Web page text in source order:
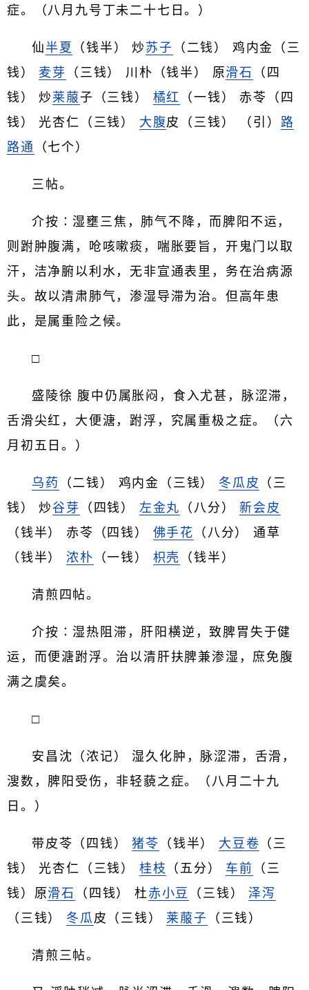
症。（八月九号丁未二十七日。）
仙 半夏 （钱半） 炒 苏子 （二钱） 鸡内金（三
钱） 麦芽 （三钱） 川朴（钱半） 原滑石
（四
钱） 炒 莱菔 子（三钱） 橘红
（一钱） 赤苓（四
钱） 光杏仁（三钱） 大腹皮（三钱） （引） 路
路通 （七个）
三帖。
介按∶湿壅三焦，肺气不降，而脾阳不运，
则跗肿腹满，呛咳嗽痰，喘胀要旨，开鬼门以取
汗，洁净腑以利水，无非宣通表里，务在治病源
头。故以清肃肺气，渗湿导滞为治。但高年患
此，是属重险之候。
□
盛陵徐 腹中仍属胀闷，食入尤甚，脉涩滞，
舌滑尖红，大便溏，跗浮，究属重极之症。（六
月初五日。）
乌药 （二钱） 鸡内金（三钱） 冬瓜皮
（三
钱） 炒谷芽 （四钱） 左金丸 （八分）新会皮
（钱半） 赤苓（四钱） 佛手花
（八分） 通草
（钱半） 浓朴 （一钱） 枳壳 （钱半）
清煎四帖。
介按∶湿热阻滞，肝阳横逆，致脾胃失于健
运，而便溏跗浮。治以清肝扶脾兼渗湿，庶免腹
满之虞矣。
□
安昌沈（浓记） 湿久化肿，脉涩滞，舌滑，
溲数，脾阳受伤，非轻藐之症。（八月二十九
日。）
带皮苓（四钱）猪苓 （钱半） 大豆卷 （三
钱） 光杏仁（三钱） 桂枝 （五分） 车前
（三
钱）原滑石 （四钱） 杜 赤小豆 （三钱） 泽泻
（三钱） 冬瓜 皮（三钱） 莱菔子 （三钱）
清煎三帖。